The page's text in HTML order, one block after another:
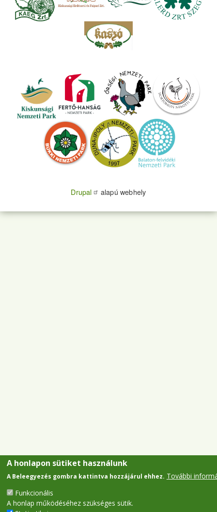
Drupal alapú webhely
A honlapon sütiket használunk
A Beleegyezés gombra kattintva hozzájárul ehhez. További
Funkcionális
A honlap működéséhez szükséges sütik.